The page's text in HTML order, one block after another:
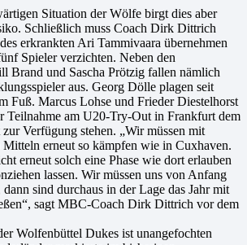
Situation der Wölfe birgt dies aber
Schließlich muss Coach Dirk Dittrich
erkrankten Ari Tammivaara übernehmen
Spieler verzichten. Neben den
Brand und Sascha Prötzig fallen nämlich
aus. Georg Dölle plagen seit
Fuß. Marcus Lohse und Frieder Diestelhorst
Teilnahme am U20-Try-Out in Frankfurt dem
Verfügung stehen. „Wir müssen mit
Mitteln erneut so kämpfen wie in Cuxhaven.
erneut solch eine Phase wie dort erlauben
lassen. Wir müssen uns von Anfang
sind durchaus in der Lage das Jahr mit
sagt MBC-Coach Dirk Dittrich vor dem
Wolfenbüttel Dukes ist unangefochten